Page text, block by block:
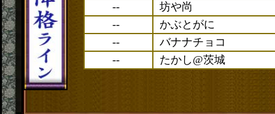
--
坊や尚
--
かぶとがに
--
バナナチョコ
--
たかし@茨城